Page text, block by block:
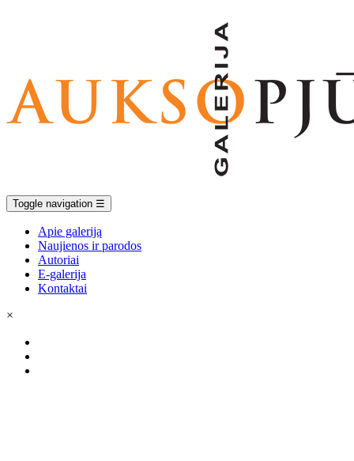
Toggle navigation ☰
Apie galeriją
Naujienos ir parodos
Autoriai
E-galerija
Kontaktai
×